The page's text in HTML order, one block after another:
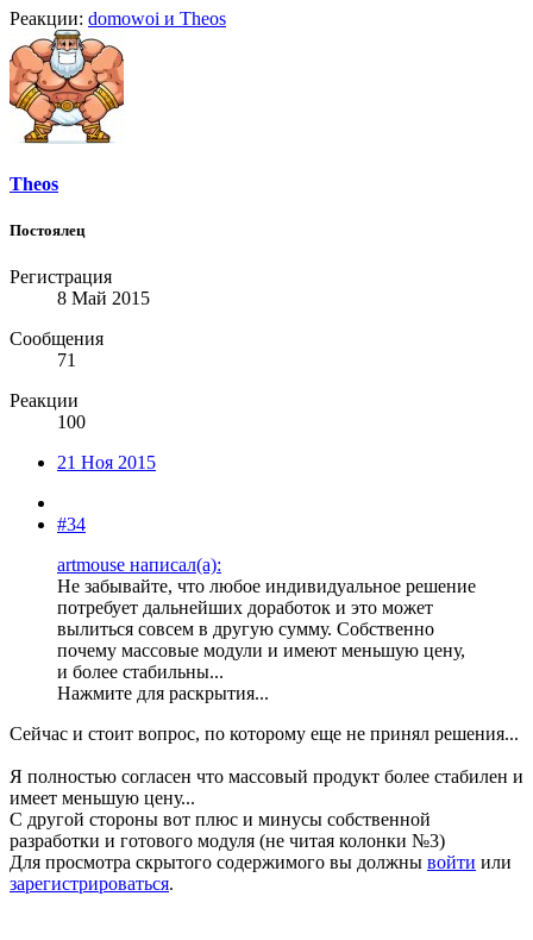
Реакции: domowoi и Theos
Theos
Постоялец
Регистрация
8 Май 2015
Сообщения
71
Реакции
100
21 Ноя 2015
#34
artmouse написал(а):
Не забывайте, что любое индивидуальное решение
потребует дальнейших доработок и это может
вылиться совсем в другую сумму. Собственно
почему массовые модули и имеют меньшую цену,
и более стабильны...
Нажмите для раскрытия...
Сейчас и стоит вопрос, по которому еще не принял решения...
Я полностью согласен что массовый продукт более стабилен и
имеет меньшую цену...
С другой стороны вот плюс и минусы собственной
разработки и готового модуля (не читая колонки №3)
Для просмотра скрытого содержимого вы должны войти или
зарегистрироваться.